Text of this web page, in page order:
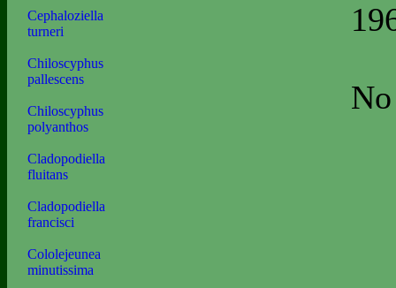
Cephaloziella
turneri
Chiloscyphus
pallescens
Chiloscyphus
polyanthos
Cladopodiella
fluitans
Cladopodiella
francisci
Cololejeunea
minutissima